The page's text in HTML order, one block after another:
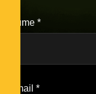
Nume *
Email *